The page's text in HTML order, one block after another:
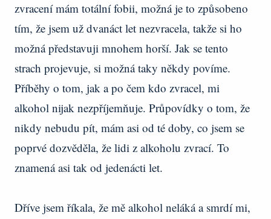
zvracení mám totální fobii, možná je to způsobeno
tím, že jsem už dvanáct let nezvracela, takže si ho
možná představuji mnohem horší. Jak se tento
strach projevuje, si možná taky někdy povíme.
Příběhy o tom, jak a po čem kdo zvracel, mi
alkohol nijak nezpříjemňuje. Průpovídky o tom, že
nikdy nebudu pít, mám asi od té doby, co jsem se
poprvé dozvěděla, že lidi z alkoholu zvrací. To
znamená asi tak od jedenácti let.
Dříve jsem říkala, že mě alkohol neláká a smrdí mi,